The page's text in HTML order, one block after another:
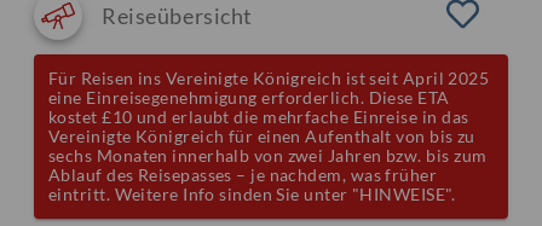
Reiseübersicht
Für Reisen ins Vereinigte Königreich ist seit April 2025
eine Einreisegenehmigung erforderlich. Diese ETA
kostet £10 und erlaubt die mehrfache Einreise in das
Vereinigte Königreich für einen Aufenthalt von bis zu
sechs Monaten innerhalb von zwei Jahren bzw. bis zum
Ablauf des Reisepasses – je nachdem, was früher
eintritt. Weitere Info sinden Sie unter "HINWEISE".